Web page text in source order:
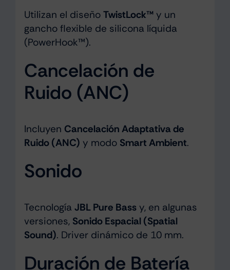
Utilizan el diseño TwistLock™y un
gancho flexible de silicona líquida
(PowerHook™).
Cancelación de
Ruido (ANC)
Incluyen Cancelación Adaptativa de
Ruido (ANC) y modo Smart Ambient.
Sonido
Tecnología JBL Pure Bassy, en algunas
versiones, Sonido Espacial (Spatial
Sound). Driver dinámico de 10 mm.
Duración de Batería